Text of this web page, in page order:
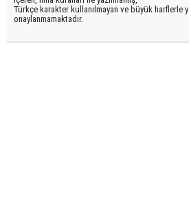
Türkçe karakter kullanılmayan ve büyük harflerle
onaylanmamaktadır.